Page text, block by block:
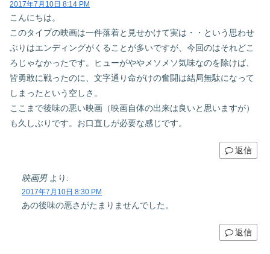
2017年7月10日 8:14 PM
こんにちは。
このタイプの映画は一件落着と見せかけて実は・・という思わせ
ぶりはエンディングがくることが多いですが、今回のはそれどこ
ろじゃなかったです。ヒューがややメソメソ気味なのを除けば、
皆勇敢に戦ったのに、文字通り命がけの奮闘は結局無駄になって
しまったという空しさ。
ここまで後味の悪い映画（映画自体の出来は良いと思いますが）
も久しぶりです。お口直しが必要な感じです。
返信
映画男 より:
2017年7月10日 8:30 PM
あの後味の悪さがたまりませんでした。
返信